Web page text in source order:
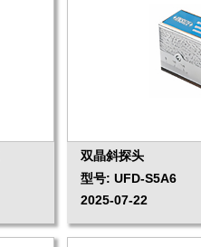
双晶斜探头
型号: UFD-S5A6
2025-07-22